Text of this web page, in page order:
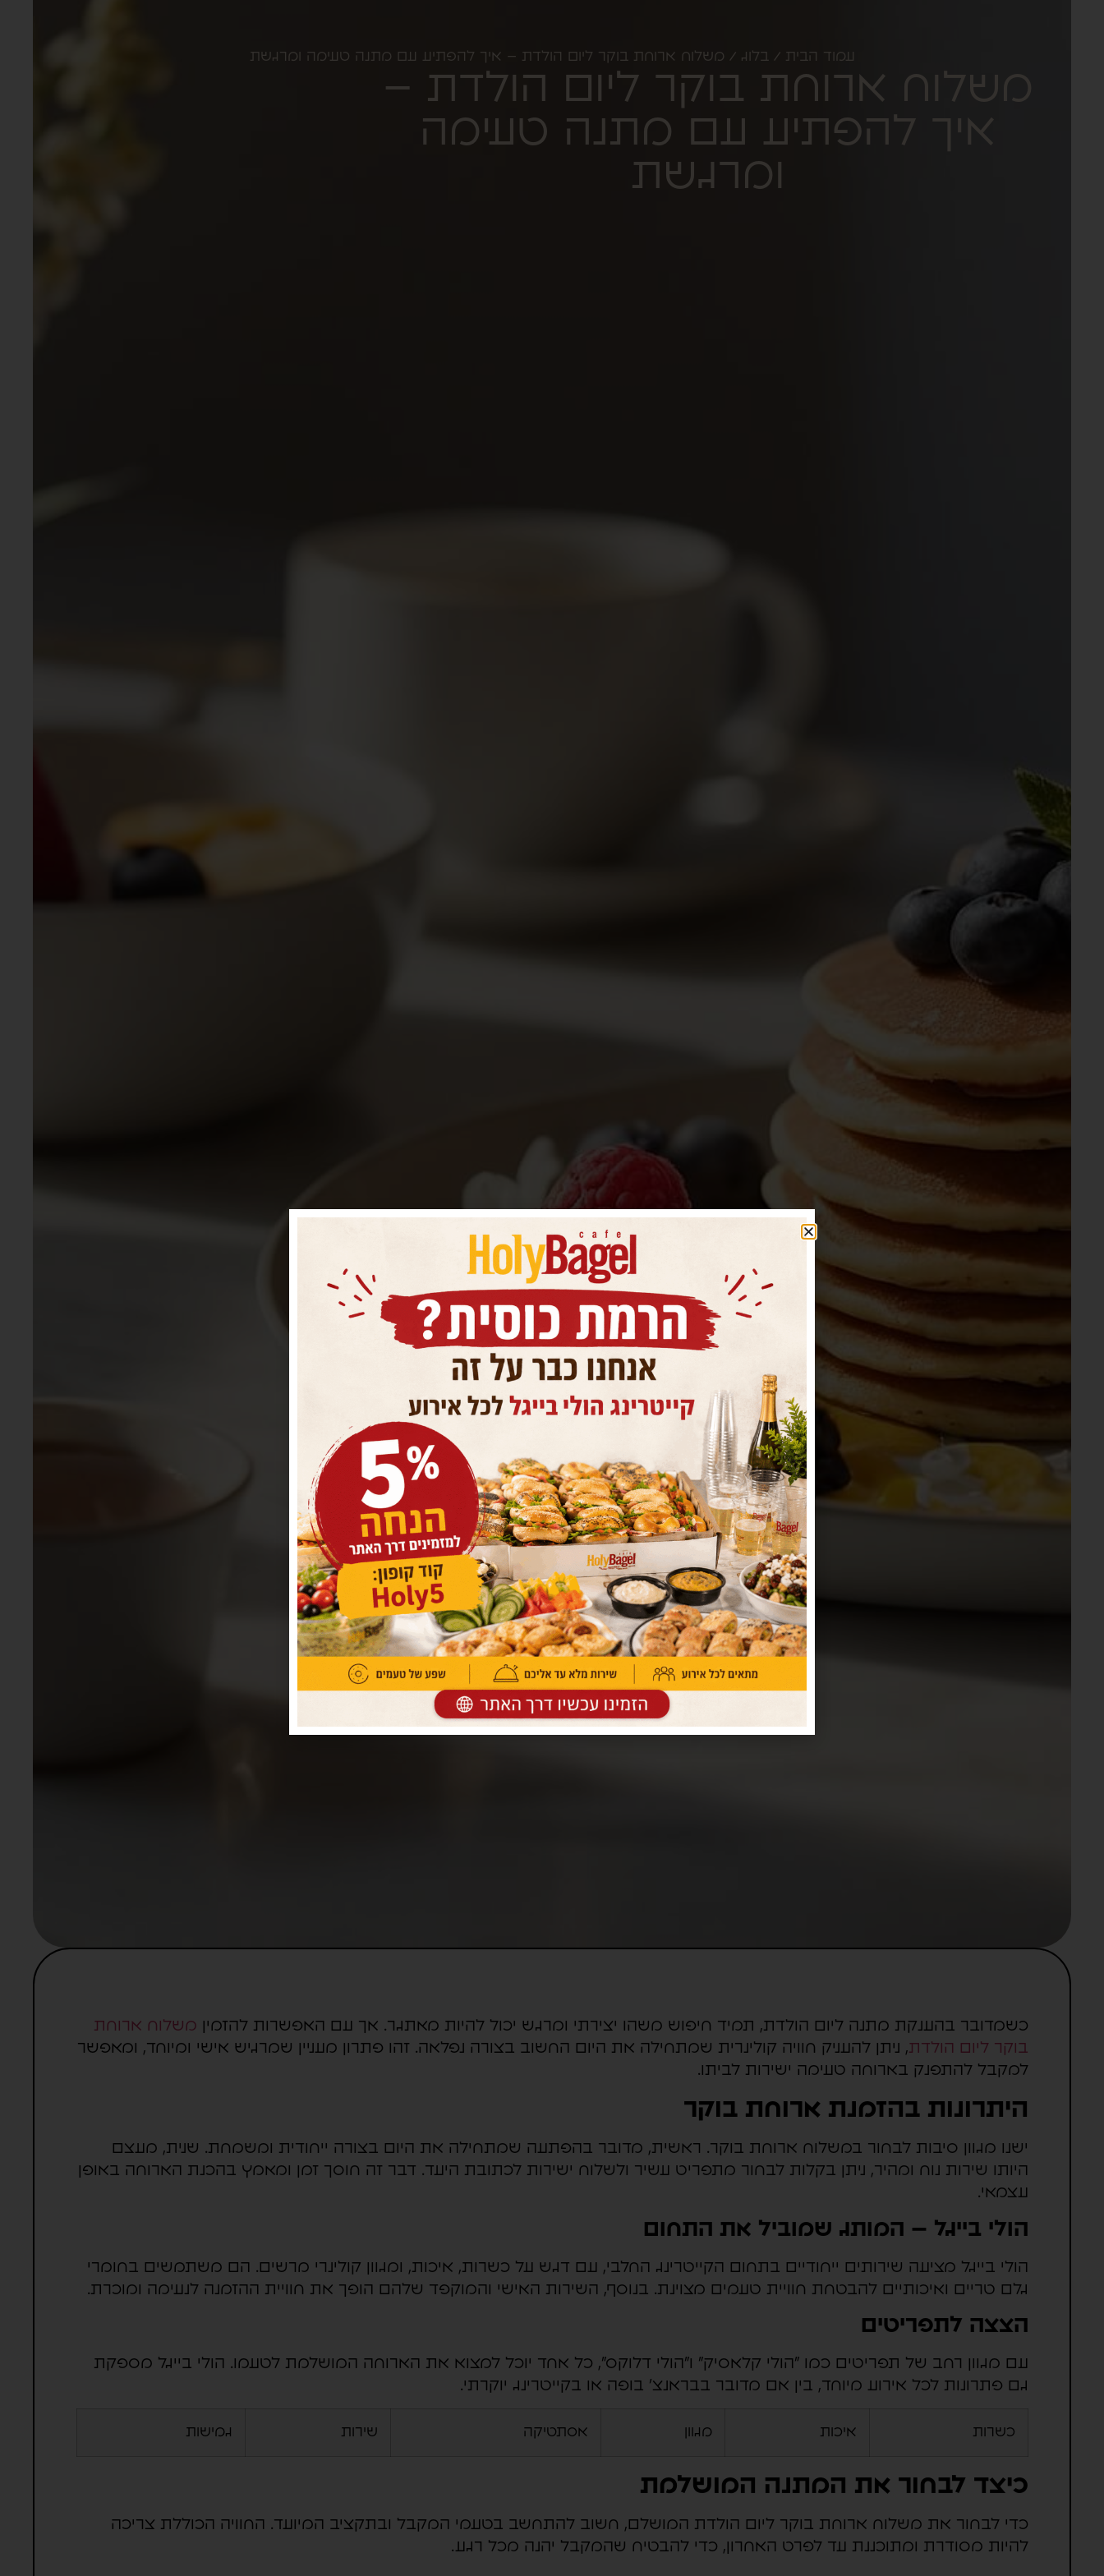
עמוד הבית /בלוג / משלוח ארוחת בוקר ליום הולדת – איך להפתיע עם מתנה טעימה ומרגשת
משלוח ארוחת בוקר ליום הולדת –
איך להפתיע עם מתנה טעימה
ומרגשת
כשמדובר בהענקת מתנה ליום הולדת, תמיד חיפוש משהו יצירתי ומרגש יכול להיות מאתגר. אך עם האפשרות להזמין משלוח ארוחת
בוקר ליום הולדת, ניתן להעניק חוויה קולינרית שמתחילה את היום החשוב בצורה נפלאה. זהו פתרון מעניין שמרגיש אישי ומיוחד, ומאפשר
למקבל להתפנק בארוחה טעימה ישירות לביתו.
היתרונות בהזמנת ארוחת בוקר
ישנו מגוון סיבות לבחור במשלוח ארוחת בוקר. ראשית, מדובר בהפתעה שמתחילה את היום בצורה ייחודית ומשמחת. שנית, מעצם
היותו שירות נוח ומהיר, ניתן בקלות לבחור מתפריט עשיר ולשלוח ישירות לכתובת היעד. דבר זה חוסך זמן ומאמץ בהכנת הארוחה באופן
עצמאי.
הולי בייגל – המותג שמוביל את התחום
הולי בייגל מציעה שירותים ייחודיים בתחום הקייטרינג החלבי, עם דגש על כשרות, איכות, ומגוון קולינרי מרשים. הם משתמשים בחומרי
גלם טריים ואיכותיים להבטחת חוויית טעמים מצוינת. בנוסף, השירות האישי והמוקפד שלהם הופך את חוויית ההזמנה לנעימה ומוכרת.
הצצה לתפריטים
עם מגוון רחב של תפריטים כמו "הולי קלאסיק" ו"הולי דלוקס", כל אחד יוכל למצוא את הארוחה המושלמת לטעמו. הולי בייגל מספקת
גם פתרונות לכל אירוע מיוחד, בין אם מדובר בבראנצ' בופה או בקייטרינג יוקרתי.
כשרות איכות מגוון אסתטיקה שירות גמישות
כיצד לבחור את המתנה המושלמת
כדי לבחור את משלוח ארוחת בוקר ליום הולדת המושלם, חשוב להתחשב בטעמי המקבל ובתקציב המיועד. החוויה הכוללת צריכה
להיות מסודרת ומתוכננת עד לפרט האחרון, כדי להבטיח שהמקבל יהנה מכל רגע.